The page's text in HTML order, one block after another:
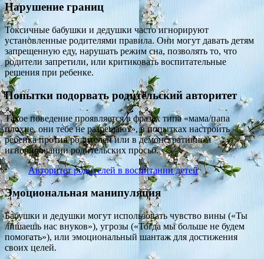
Нарушение границ
Токсичные бабушки и дедушки часто игнорируют
установленные родителями правила. Они могут давать детям
запрещенную еду, нарушать режим сна, позволять то, что
родители запретили, или критиковать воспитательные
решения при ребенке.
Попытки подорвать родительский авторитет
Такое поведение проявляется в фразах типа «мама/папа
плохие, они тебе не разрешают», в попытках настроить
ребенка против родителей или в демонстративном
игнорировании родительских просьб.
Авторитет родителей в воспитании детей
Эмоциональная манипуляция
Бабушки и дедушки могут использовать чувство вины («Ты
лишаешь нас внуков»), угрозы («Тогда мы больше не будем
помогать»), или эмоциональный шантаж для достижения
своих целей.